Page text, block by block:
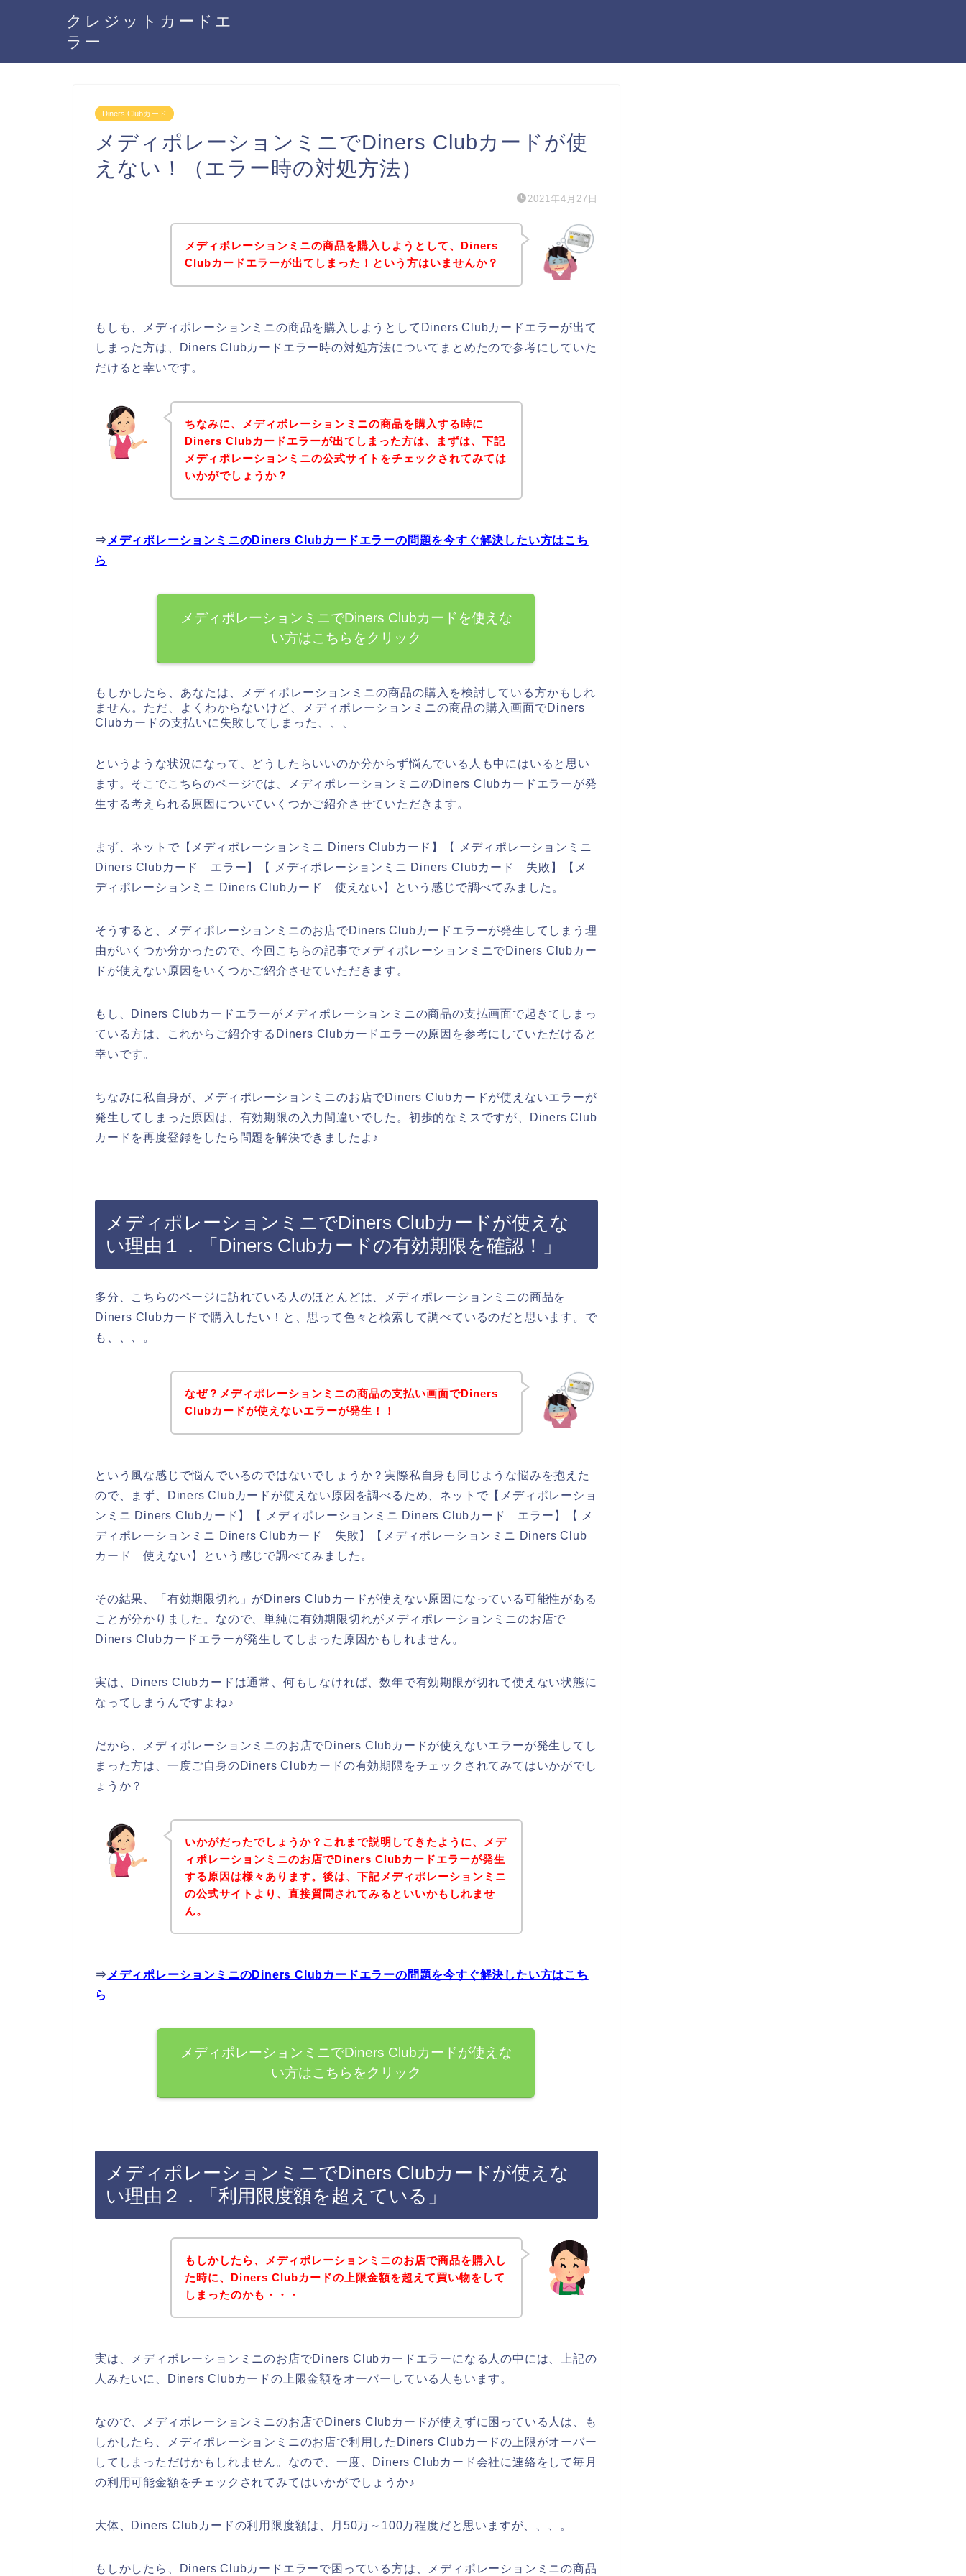
クレジットカードエ
ラー
Diners Clubカード
メディポレーションミニでDiners Clubカードが使
えない！（エラー時の対処方法）
2021年4月27日
メディポレーションミニの商品を購入しようとして、Diners
Clubカードエラーが出てしまった！という方はいませんか？
もしも、メディポレーションミニの商品を購入しようとしてDiners Clubカードエラーが出て
しまった方は、Diners Clubカードエラー時の対処方法についてまとめたので参考にしていた
だけると幸いです。
ちなみに、メディポレーションミニの商品を購入する時に
Diners Clubカードエラーが出てしまった方は、まずは、下記
メディポレーションミニの公式サイトをチェックされてみては
いかがでしょうか？
⇒ メディポレーションミニのDiners Clubカードエラーの問題を今すぐ解決したい方はこち
ら
メディポレーションミニでDiners Clubカードを使えな
い方はこちらをクリック
もしかしたら、あなたは、メディポレーションミニの商品の購入を検討している方かもしれ
ません。ただ、よくわからないけど、メディポレーションミニの商品の購入画面でDiners
Clubカードの支払いに失敗してしまった、、、
というような状況になって、どうしたらいいのか分からず悩んでいる人も中にはいると思い
ます。そこでこちらのページでは、メディポレーションミニのDiners Clubカードエラーが発
生する考えられる原因についていくつかご紹介させていただきます。
まず、ネットで【メディポレーションミニ Diners Clubカード】【 メディポレーションミニ
Diners Clubカード エラー】【 メディポレーションミニ Diners Clubカード 失敗】【メ
ディポレーションミニ Diners Clubカード 使えない】という感じで調べてみました。
そうすると、メディポレーションミニのお店でDiners Clubカードエラーが発生してしまう理
由がいくつか分かったので、今回こちらの記事でメディポレーションミニでDiners Clubカー
ドが使えない原因をいくつかご紹介させていただきます。
もし、Diners Clubカードエラーがメディポレーションミニの商品の支払画面で起きてしまっ
ている方は、これからご紹介するDiners Clubカードエラーの原因を参考にしていただけると
幸いです。
ちなみに私自身が、メディポレーションミニのお店でDiners Clubカードが使えないエラーが
発生してしまった原因は、有効期限の入力間違いでした。初歩的なミスですが、Diners Club
カードを再度登録をしたら問題を解決できましたよ♪
メディポレーションミニでDiners Clubカードが使えな
い理由１．「Diners Clubカードの有効期限を確認！」
多分、こちらのページに訪れている人のほとんどは、メディポレーションミニの商品を
Diners Clubカードで購入したい！と、思って色々と検索して調べているのだと思います。で
も、、、。
なぜ？メディポレーションミニの商品の支払い画面でDiners
Clubカードが使えないエラーが発生！！
という風な感じで悩んでいるのではないでしょうか？実際私自身も同じような悩みを抱えた
ので、まず、Diners Clubカードが使えない原因を調べるため、ネットで【メディポレーショ
ンミニ Diners Clubカード】【 メディポレーションミニ Diners Clubカード エラー】【 メ
ディポレーションミニ Diners Clubカード 失敗】【メディポレーションミニ Diners Club
カード 使えない】という感じで調べてみました。
その結果、「有効期限切れ」がDiners Clubカードが使えない原因になっている可能性がある
ことが分かりました。なので、単純に有効期限切れがメディポレーションミニのお店で
Diners Clubカードエラーが発生してしまった原因かもしれません。
実は、Diners Clubカードは通常、何もしなければ、数年で有効期限が切れて使えない状態に
なってしまうんですよね♪
だから、メディポレーションミニのお店でDiners Clubカードが使えないエラーが発生してし
まった方は、一度ご自身のDiners Clubカードの有効期限をチェックされてみてはいかがでし
ょうか？
いかがだったでしょうか？これまで説明してきたように、メデ
ィポレーションミニのお店でDiners Clubカードエラーが発生
する原因は様々あります。後は、下記メディポレーションミニ
の公式サイトより、直接質問されてみるといいかもしれませ
ん。
⇒ メディポレーションミニのDiners Clubカードエラーの問題を今すぐ解決したい方はこち
ら
メディポレーションミニでDiners Clubカードが使えな
い方はこちらをクリック
メディポレーションミニでDiners Clubカードが使えな
い理由２．「利用限度額を超えている」
もしかしたら、メディポレーションミニのお店で商品を購入し
た時に、Diners Clubカードの上限金額を超えて買い物をして
しまったのかも・・・
実は、メディポレーションミニのお店でDiners Clubカードエラーになる人の中には、上記の
人みたいに、Diners Clubカードの上限金額をオーバーしている人もいます。
なので、メディポレーションミニのお店でDiners Clubカードが使えずに困っている人は、も
しかしたら、メディポレーションミニのお店で利用したDiners Clubカードの上限がオーバー
してしまっただけかもしれません。なので、一度、Diners Clubカード会社に連絡をして毎月
の利用可能金額をチェックされてみてはいかがでしょうか♪
大体、Diners Clubカードの利用限度額は、月50万～100万程度だと思いますが、、、。
もしかしたら、Diners Clubカードエラーで困っている方は、メディポレーションミニの商品